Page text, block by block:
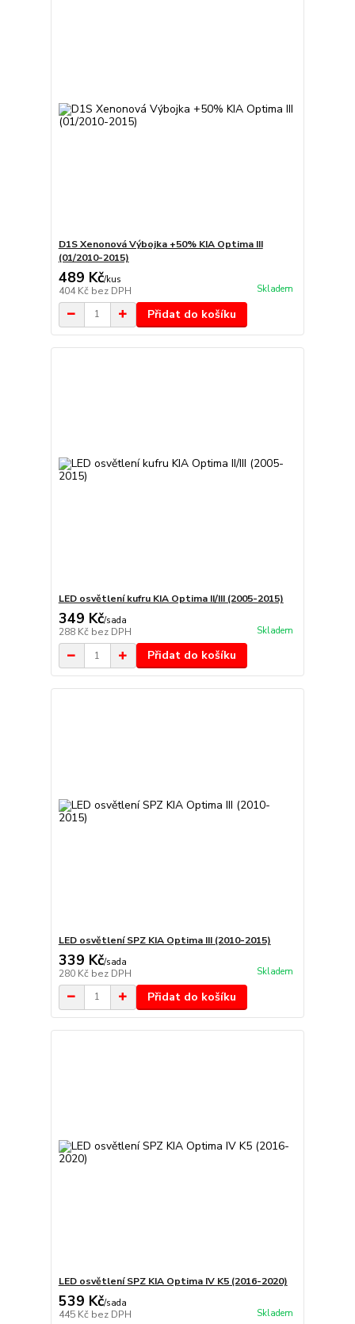
D1S Xenonová Výbojka +50% KIA Optima III
(01/2010-2015)
489 Kč/kus
404 Kč bez DPH Skladem
Přidat do košíku
LED osvětlení kufru KIA Optima II/III (2005-2015)
349 Kč/sada
288 Kč bez DPH Skladem
Přidat do košíku
LED osvětlení SPZ KIA Optima III (2010-2015)
339 Kč/sada
280 Kč bez DPH Skladem
Přidat do košíku
LED osvětlení SPZ KIA Optima IV K5 (2016-2020)
539 Kč/sada
445 Kč bez DPH Skladem